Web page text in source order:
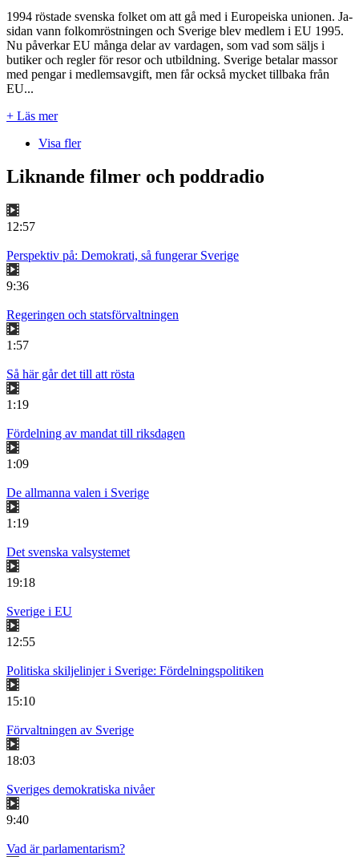
1994 röstade svenska folket om att gå med i Europeiska unionen. Ja-
sidan vann folkomröstningen och Sverige blev medlem i EU 1995.
Nu påverkar EU många delar av vardagen, som vad som säljs i
butiker och regler för resor och utbildning. Sverige betalar massor
med pengar i medlemsavgift, men får också mycket tillbaka från
EU...
+ Läs mer
Visa fler
Liknande filmer och poddradio
12:57
Perspektiv på: Demokrati, så fungerar Sverige
9:36
Regeringen och statsförvaltningen
1:57
Så här går det till att rösta
1:19
Fördelning av mandat till riksdagen
1:09
De allmanna valen i Sverige
1:19
Det svenska valsystemet
19:18
Sverige i EU
12:55
Politiska skiljelinjer i Sverige: Fördelningspolitiken
15:10
Förvaltningen av Sverige
18:03
Sveriges demokratiska nivåer
9:40
Vad är parlamentarism?